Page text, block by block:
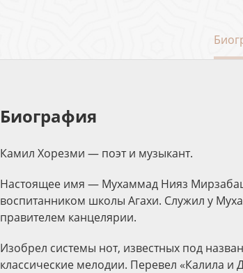
Биография
Камил Хорезми — поэт и музыкант.
Настоящее имя — Мухаммад Нияз
воспитанником школы Агахи. Служил у
правителем канцелярии.
Изобрел системы нот, известных под
классические мелодии. Перевел «Калила и